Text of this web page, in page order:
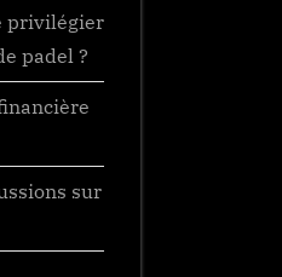
privilégier
padel ?
sur